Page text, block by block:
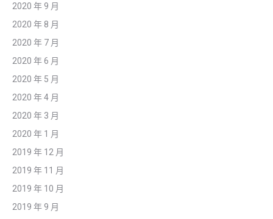
2020 年 9 月
2020 年 8 月
2020 年 7 月
2020 年 6 月
2020 年 5 月
2020 年 4 月
2020 年 3 月
2020 年 1 月
2019 年 12 月
2019 年 11 月
2019 年 10 月
2019 年 9 月